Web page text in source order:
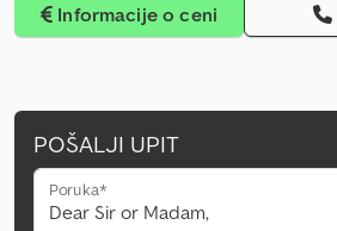
Informacije o ceni
POŠALJI UPIT
Poruka*